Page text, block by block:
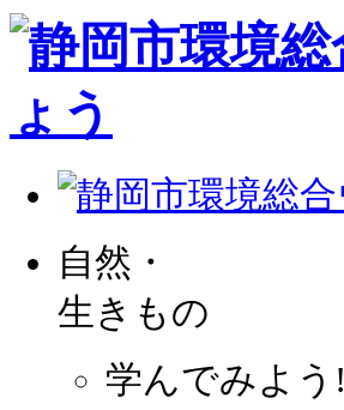
自然・
生きもの
学んでみよう!